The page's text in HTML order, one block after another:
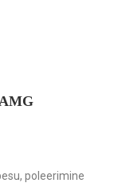
poleerimine